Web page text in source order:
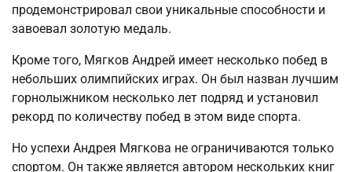
продемонстрировал свои уникальные способности и
завоевал золотую медаль.
Кроме того, Мягков Андрей имеет несколько побед в
небольших олимпийских играх. Он был назван лучшим
горнолыжником несколько лет подряд и установил
рекорд по количеству побед в этом виде спорта.
Но успехи Андрея Мягкова не ограничиваются только
спортом. Он также является автором нескольких книг